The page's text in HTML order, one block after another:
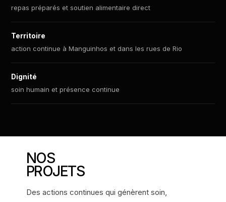
repas préparés et soutien alimentaire direct
Territoire
action continue à Manguinhos et dans les rues de Rio
Dignité
soin humain et présence continue
NOS
PROJETS
Des actions continues qui génèrent soin,